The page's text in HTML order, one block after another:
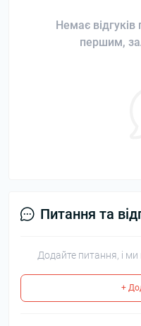
Немає
першим,
Питання та
Додайте питання, і
+